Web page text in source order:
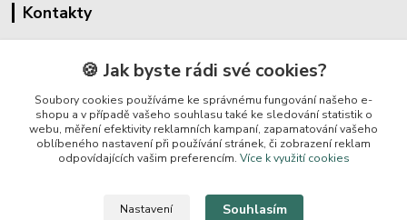
Kontakty
🛡️ Zákaznická podpora
📞 728 007 997
⏰ Po-Pá | 7:00 - 13:30 |
info@repulse.cz
🍪 Jak byste rádi své cookies?
Soubory cookies používáme ke správnému fungování našeho e-
shopu a v případě vašeho souhlasu také ke sledování statistik o
webu, měření efektivity reklamních kampaní, zapamatování vašeho
oblíbeného nastavení při používání stránek, či zobrazení reklam
odpovídajících vašim preferencím. Více k využití cookies
Nastavení Souhlasím